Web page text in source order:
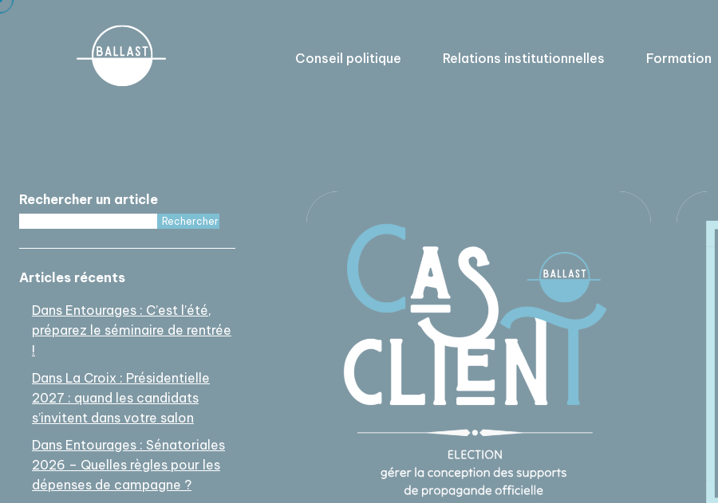
Conseil politique Relations institutionnelles Formation
Rechercher un article
Rechercher
Articles récents
Dans Entourages : C’est l’été,
préparez le séminaire de rentrée
!
Dans La Croix : Présidentielle
2027 : quand les candidats
s’invitent dans votre salon
Dans Entourages : Sénatoriales
2026 – Quelles règles pour les
dépenses de campagne ?
Cookies management panel